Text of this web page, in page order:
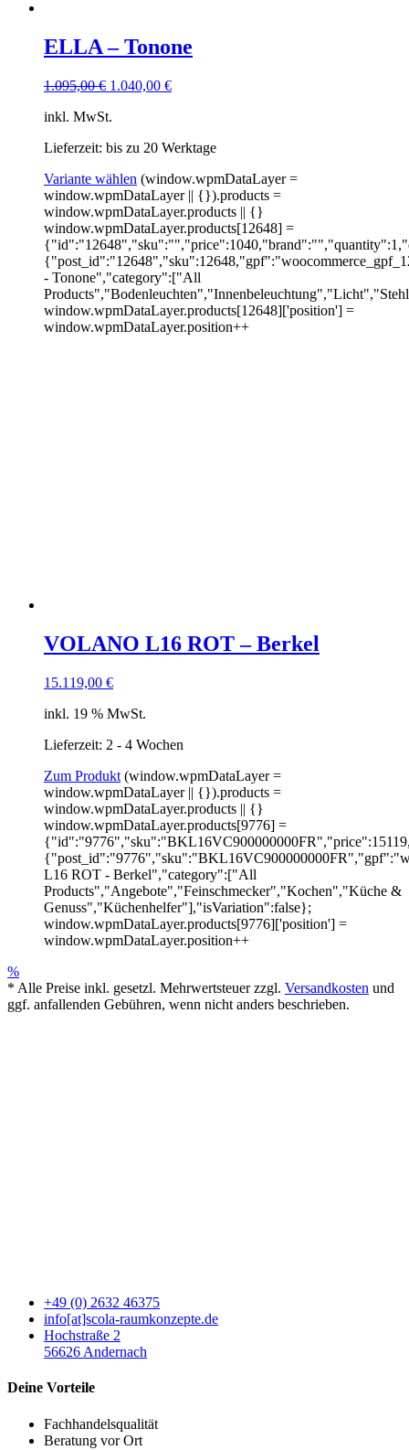
ELLA – Tonone
1.095,00€ 1.040,00 €
inkl. MwSt.
Lieferzeit: bis zu 20 Werktage
Variante wählen (window.wpmDataLayer =
window.wpmDataLayer || {}).products =
window.wpmDataLayer.products || {}
window.wpmDataLayer.products[12648] =
- Tonone","category":["All
window.wpmDataLayer.products[12648]['position'] =
window.wpmDataLayer.position++
VOLANO L16 ROT – Berkel
15.119,00 €
inkl. 19 % MwSt.
Lieferzeit: 2 - 4 Wochen
Zum Produkt (window.wpmDataLayer =
window.wpmDataLayer || {}).products =
window.wpmDataLayer.products || {}
window.wpmDataLayer.products[9776] =
L16 ROT - Berkel","category":["All
Products","Angebote","Feinschmecker","Kochen","Küche &
Genuss","Küchenhelfer"],"isVariation":false};
window.wpmDataLayer.products[9776]['position'] =
window.wpmDataLayer.position++
%
* Alle Preise inkl. gesetzl. Mehrwertsteuer zzgl. Versandkosten und
ggf. anfallenden Gebühren, wenn nicht anders beschrieben.
+49 (0) 2632 46375
info[at]scola-raumkonzepte.de
Hochstraße 2
56626 Andernach
Deine Vorteile
Fachhandelsqualität
Beratung vor Ort